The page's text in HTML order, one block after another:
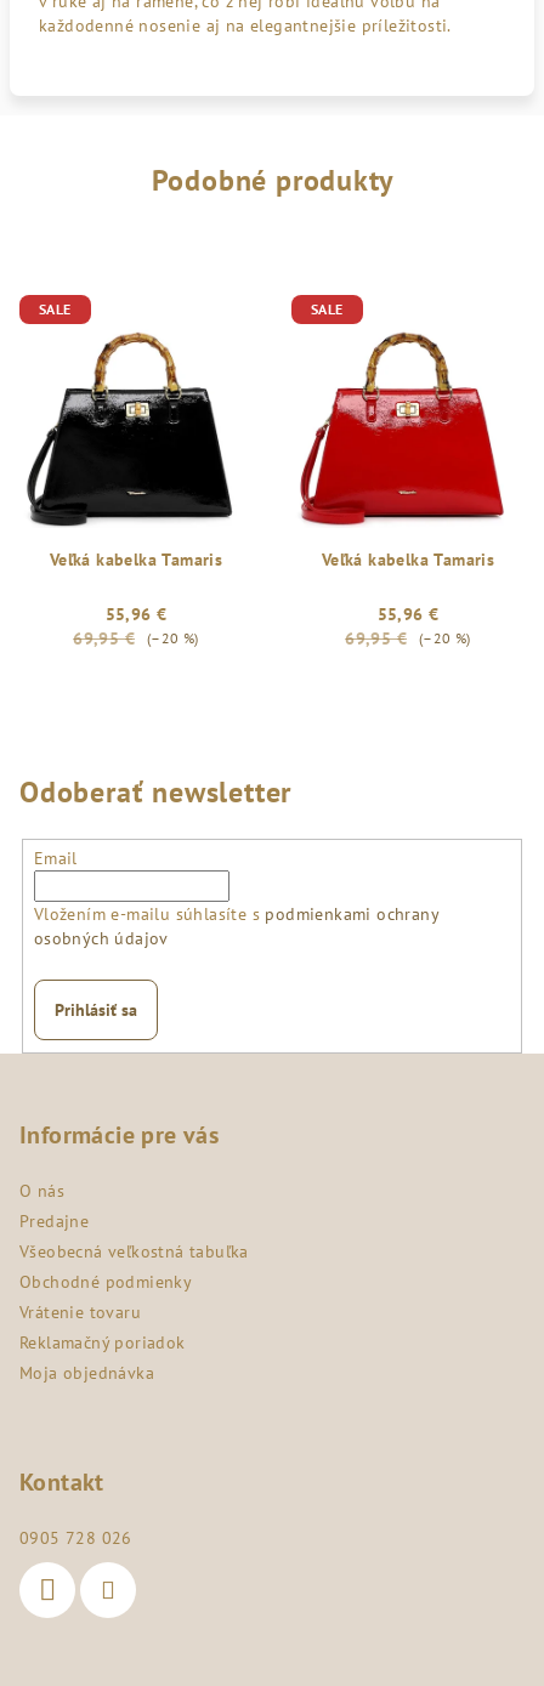
každodenné nosenie aj na elegantnejšie príležitosti.
Podobné produkty
SALE
Veľká kabelka Tamaris
55,96 €
69,95 €
(–20 %)
SALE
Veľká kabelka Tamaris
55,96 €
69,95 €
(–20 %)
Odoberať newsletter
Email
Vložením e-mailu súhlasíte s podmienkami ochrany
osobných údajov
Prihlásiť sa
Informácie pre vás
O nás
Predajne
Všeobecná veľkostná tabuľka
Obchodné podmienky
Vrátenie tovaru
Reklamačný poriadok
Moja objednávka
Kontakt
0905 728 026